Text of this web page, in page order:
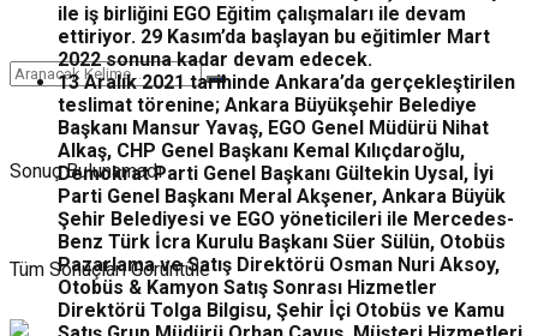
Sonuç Bulunamadı
Tüm Sonuçları Görüntüle
ile iş birliğini EGO Eğitim çalışmaları ile devam
ettiriyor. 29 Kasım’da başlayan bu eğitimler Mart
2022 sonuna kadar devam edecek.
13 Aralık 2021 tarihinde Ankara’da gerçekleştirilen
teslimat törenine; Ankara Büyükşehir Belediye
Başkanı Mansur Yavaş, EGO Genel Müdürü Nihat
Alkaş, CHP Genel Başkanı Kemal Kılıçdaroğlu,
Demokrat Parti Genel Başkanı Gültekin Uysal, İyi
Parti Genel Başkanı Meral Akşener, Ankara Büyük
Şehir Belediyesi ve EGO yöneticileri ile Mercedes-
Benz Türk İcra Kurulu Başkanı Süer Sülün, Otobüs
Pazarlama ve Satış Direktörü Osman Nuri Aksoy,
Otobüs & Kamyon Satış Sonrası Hizmetler
Direktörü Tolga Bilgisu, Şehir İçi Otobüs ve Kamu